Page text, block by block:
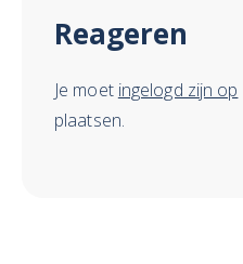
Reageren
Je moet ingelogd zijn op
plaatsen.